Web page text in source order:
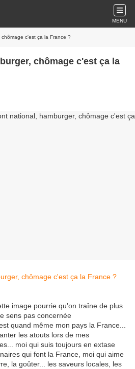
MENU
c'est ça la France ?
chômage c'est ça la
image pourrie qu'on traîne de plus
sens pas concernée
quand même mon pays la France...
les atouts lors de mes
moi qui suis toujours en extase
qui font la France, moi qui aime
la goûter... les saveurs locales, les